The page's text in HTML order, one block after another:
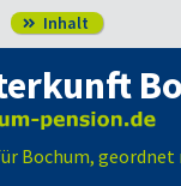
 Inhalt
Bochum, geordnet